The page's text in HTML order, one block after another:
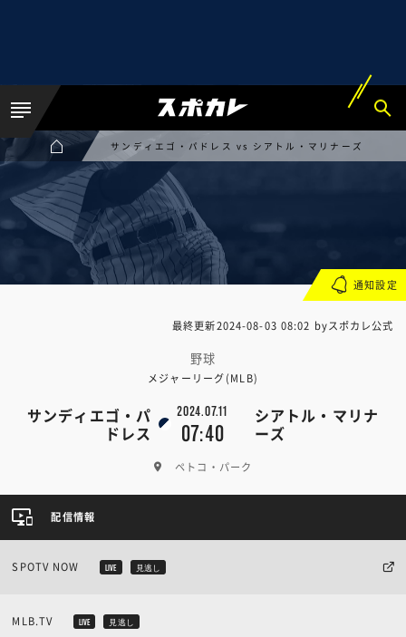
サンディエゴ・パドレス vs シアトル・マリナーズ
最終更新2024-08-03 08:02 byスポカレ公式
野球
メジャーリーグ(MLB)
サンディエゴ・パ
ドレス
2024.07.11
07:40
シアトル・マリナ
ーズ
ペトコ・パーク
通知設定
配信情報
SPOTV NOW LIVE 見逃し
MLB.TV LIVE 見逃し